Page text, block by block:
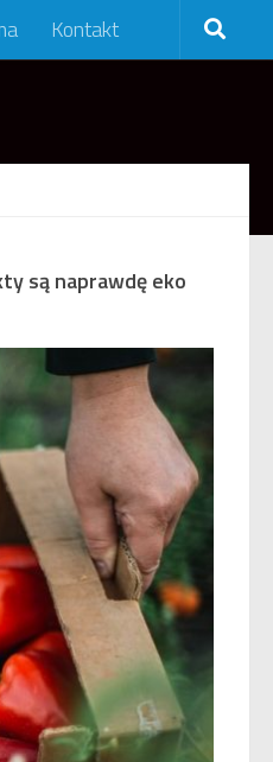
Kontakt
są naprawdę eko